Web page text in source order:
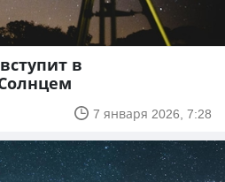
в
7 января 2026, 7:28